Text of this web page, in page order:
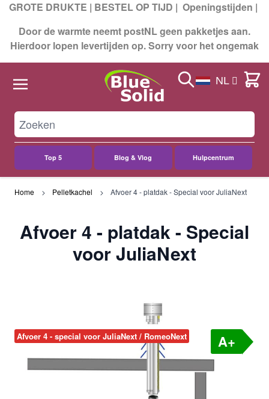
GROTE DRUKTE | BESTEL OP TIJD | Openingstijden |
Door de warmte neemt postNL geen pakketjes aan.
Hierdoor lopen levertijden op. Sorry voor het ongemak
Top 5 Blog & Vlog Hulpcentrum
Search NL Cart
Home Pelletkachel Afvoer 4 - platdak - Special voor JuliaNext
Afvoer 4 - platdak - Special
voor JuliaNext
A+
Afvoer 4 - special voor JuliaNext / RomeoNext